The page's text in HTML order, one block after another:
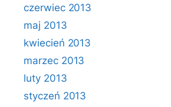
czerwiec 2013
maj 2013
kwiecień 2013
marzec 2013
luty 2013
styczeń 2013